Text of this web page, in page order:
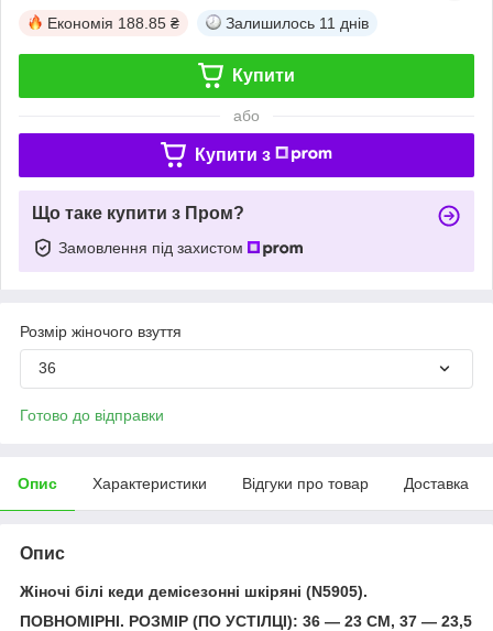
Економія 188.85 ₴ Залишилось 11 днів
Купити
або
Купити з
Що таке купити з Пром?
Замовлення під захистом
Розмір жіночого взуття
36
Готово до відправки
Опис Характеристики Відгуки про товар Доставка
Опис
Жіночі білі кеди демісезонні шкіряні (N5905).
ПОВНОМІРНІ. РОЗМІР (ПО УСТІЛЦІ): 36 — 23 СМ, 37 — 23,5